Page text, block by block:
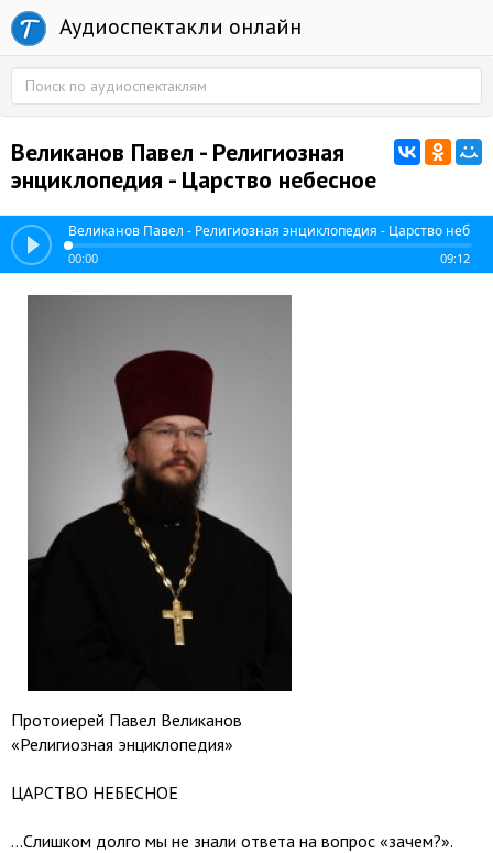
Аудиоспектакли онлайн
Великанов Павел - Религиозная
энциклопедия - Царство небесное
Великанов Павел - Религиозная энциклопедия - Царство
00:00 09:12
Протоиерей Павел Великанов
«Религиозная энциклопедия»
ЦАРСТВО НЕБЕСНОЕ
…Слишком долго мы не знали ответа на вопрос «зачем?».